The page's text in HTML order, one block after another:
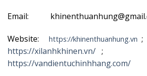
Email:
Website: https://khinenthuanhung.vn ;
https://xilanhkhinen.vn/ ;
https://vandientuchinhhang.com/